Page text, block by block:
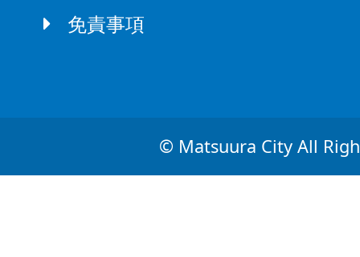
免責事項
© Matsuura City All